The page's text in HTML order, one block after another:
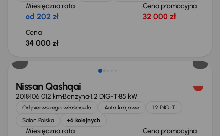
Miesięczna rata
od 202 zł
Cena promocyjna
32 000 zł
Cena
34 000 zł
Nissan Qashqai
2018106 012 kmBenzyna1.2 DIG-T85 kW
Od pierwszego właściciela Auta krajowe
1.2 DIG-T
Salon Polska
+6 kolejnych
Miesięczna rata Cena promocyjna